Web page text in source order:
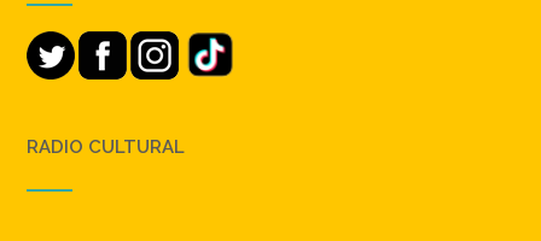
RADIO CULTURAL